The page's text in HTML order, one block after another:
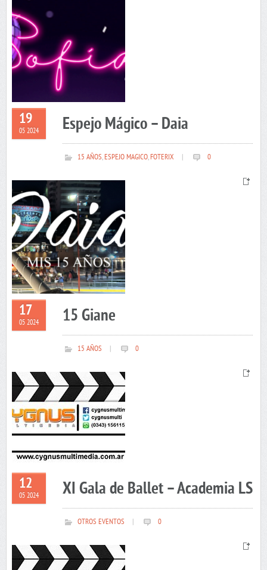
19
05 2024 Espejo Mágico – Daia
15 AÑOS,ESPEJO MAGICO,FOTERIX 0
17
05 2024 15 Giane
15 AÑOS 0
12
05 2024 XI Gala de Ballet – Academia LS
OTROS EVENTOS 0